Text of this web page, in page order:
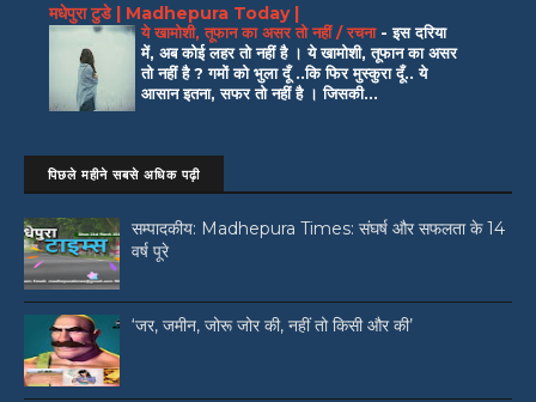
मधेपुरा टुडे | Madhepura Today |
ये खामोशी, तूफान का असर तो नहीं / रचना -इस दरिया
में, अब कोई लहर तो नहीं है । ये खामोशी, तूफान का असर
तो नहीं है ? गमों को भुला दूँ ..कि फिर मुस्कुरा दूँ.. ये
आसान इतना, सफर तो नहीं है । जिसकी...
पिछले महीने सबसे अधिक पढ़ी
सम्पादकीय: Madhepura Times: संघर्ष और सफलता के 14
वर्ष पूरे
‘जर, जमीन, जोरू जोर की, नहीं तो किसी और की’